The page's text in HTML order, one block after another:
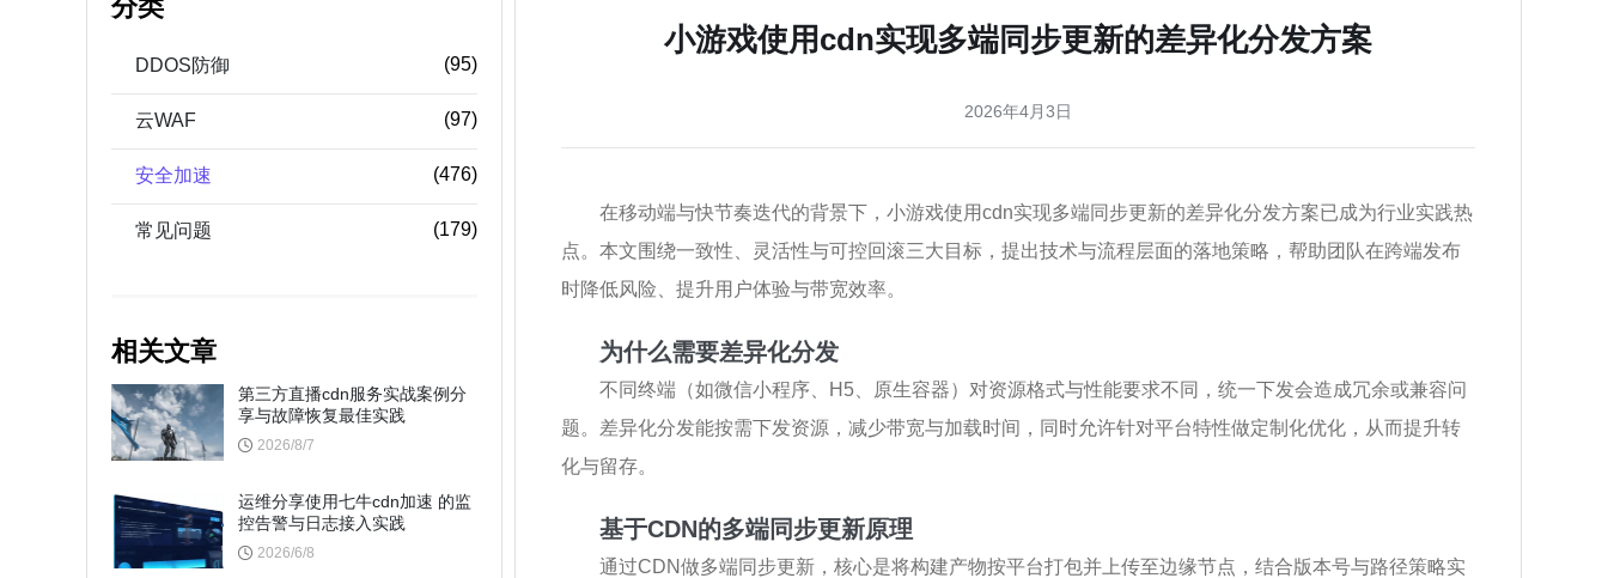
分类
DDOS防御 (95)
云WAF (97)
安全加速 (476)
常见问题 (179)
相关文章
第三方直播cdn服务实战案例分
享与故障恢复最佳实践
2026/8/7
运维分享使用七牛cdn加速 的监
控告警与日志接入实践
2026/6/8
小游戏使用cdn实现多端同步更新的差异化分发方案
2026年4月3日
在移动端与快节奏迭代的背景下，小游戏使用cdn实现多端同步更新的差异化分发方案已成为行业实践热
点。本文围绕一致性、灵活性与可控回滚三大目标，提出技术与流程层面的落地策略，帮助团队在跨端发布
时降低风险、提升用户体验与带宽效率。
为什么需要差异化分发
不同终端（如微信小程序、H5、原生容器）对资源格式与性能要求不同，统一下发会造成冗余或兼容问
题。差异化分发能按需下发资源，减少带宽与加载时间，同时允许针对平台特性做定制化优化，从而提升转
化与留存。
基于CDN的多端同步更新原理
通过CDN做多端同步更新，核心是将构建产物按平台打包并上传至边缘节点，结合版本号与路径策略实